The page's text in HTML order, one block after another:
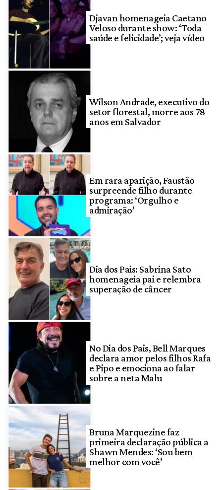
Djavan homenageia Caetano
Veloso durante show: ‘Toda
saúde e felicidade’; veja vídeo
Wilson Andrade, executivo do
setor florestal, morre aos 78
anos em Salvador
Em rara aparição, Faustão
surpreende filho durante
programa: ‘Orgulho e
admiração’
Dia dos Pais: Sabrina Sato
homenageia pai e relembra
superação de câncer
No Dia dos Pais, Bell Marques
declara amor pelos filhos Rafa
e Pipo e emociona ao falar
sobre a neta Malu
Bruna Marquezine faz
primeira declaração pública a
Shawn Mendes: ‘Sou bem
melhor com você’